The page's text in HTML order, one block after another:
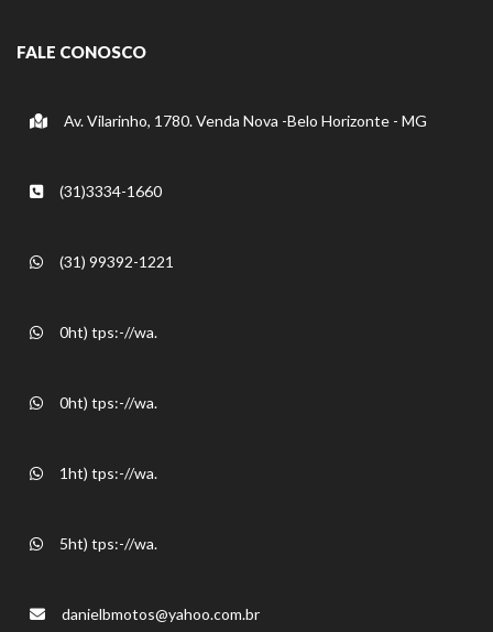
FALE CONOSCO
Av. Vilarinho, 1780. Venda Nova -Belo Horizonte - MG
(31)3334-1660
(31) 99392-1221
0ht) tps:-//wa.
0ht) tps:-//wa.
1ht) tps:-//wa.
5ht) tps:-//wa.
danielbmotos@yahoo.com.br